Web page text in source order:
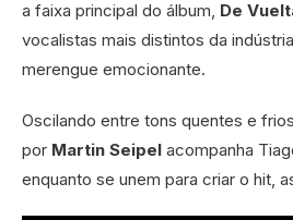
a faixa principal do álbum, De
vocalistas mais distintos da
merengue emocionante.
Oscilando entre tons quentes e
por Martin Seipel acompanha
enquanto se unem para criar o hit,